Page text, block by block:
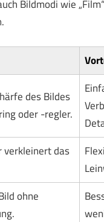
Bildmodi wie
des Bildes
oder -regler.
verkleinert das
ohne